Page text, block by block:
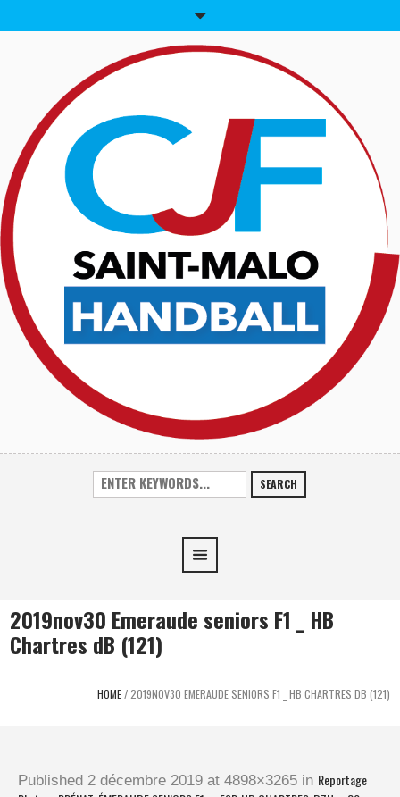
SEARCH
2019nov30 Emeraude seniors F1 _ HB
Chartres dB (121)
HOME/2019NOV30 EMERAUDE SENIORS F1 _ HB CHARTRES DB (121)
Published 2 décembre 2019 at 4898×3265 in Reportage